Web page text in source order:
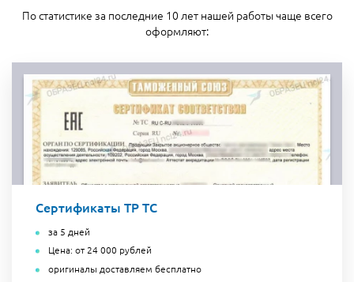
По статистике за последние 10 лет нашей работы чаще всего
оформляют:
Сертификаты ТР ТС
за 5 дней
Цена: от 24 000 рублей
оригиналы доставляем бесплатно